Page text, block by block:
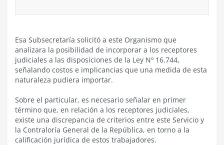
Esa Subsecretaría solicitó a este Organismo que
analizara la posibilidad de incorporar a los receptores
judiciales a las disposiciones de la Ley Nº 16.744,
señalando costos e implicancias que una medida de esta
naturaleza pudiera importar.
Sobre el particular, es necesario señalar en primer
término que, en relación a los receptores judiciales,
existe una discrepancia de criterios entre este Servicio y
la Contraloría General de la República, en torno a la
calificación jurídica de estos trabajadores.